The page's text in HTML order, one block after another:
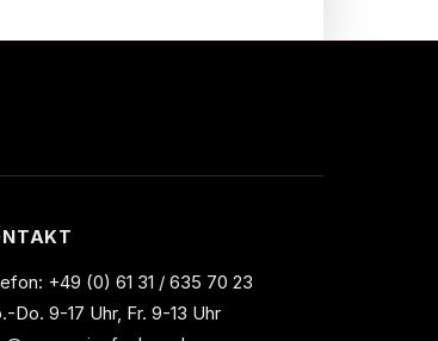
+49 (0) 61 31 / 635 70 23
Do. 9-17 Uhr, Fr. 9-13 Uhr